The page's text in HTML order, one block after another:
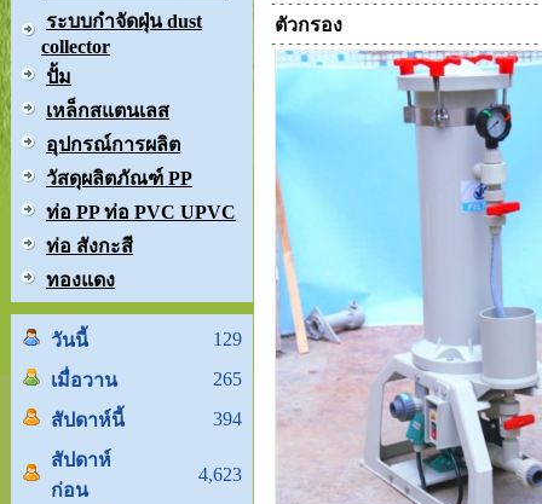
ระบบกำจัดฝุ่น dust
collector
ปั้ม
เหล็กสแตนเลส
อุปกรณ์การผลิต
วัสดุผลิตภัณฑ์ PP
ท่อ PP ท่อ PVC UPVC
ท่อ สังกะสี
ทองแดง
วันนี้
129
เมื่อวาน
265
สัปดาห์นี้
394
สัปดาห์
ก่อน
4,623
ตัวกรอง